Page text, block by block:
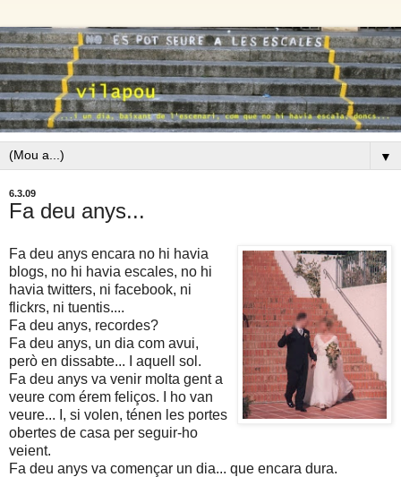
▼
6.3.09
Fa deu anys...
Fa deu anys encara no hi havia
blogs, no hi havia escales, no hi
havia twitters, ni facebook, ni
flickrs, ni tuentis....
Fa deu anys, recordes?
Fa deu anys, un dia com avui,
però en dissabte... I aquell sol.
Fa deu anys va venir molta gent a
veure com érem feliços. I ho van
veure... I, si volen, ténen les portes
obertes de casa per seguir-ho
veient.
Fa deu anys va començar un dia... que encara dura.